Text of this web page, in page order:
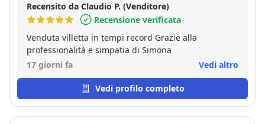
Recensito da Claudio P. (Venditore)
Recensione verificata
Venduta villetta in tempi record Grazie alla
professionalità e simpatia di Simona
17 giorni fa
Vedi altro
Vedi profilo completo